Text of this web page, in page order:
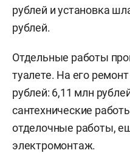
рублей и установка
рублей.
Отдельные работы
туалете. На его
рублей: 6,11 млн
сантехнические
отделочные работы,
электромонтаж.